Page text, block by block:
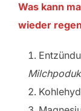
Was kann
wieder